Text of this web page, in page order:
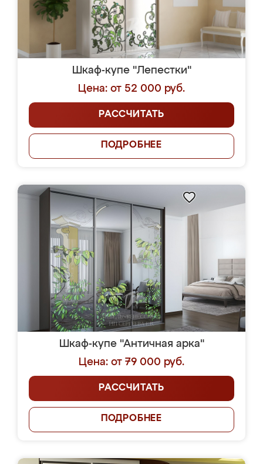
Шкаф-купе "Лепестки"
Цена: от 52 000 руб.
РАССЧИТАТЬ
ПОДРОБНЕЕ
Шкаф-купе "Античная арка"
Цена: от 79 000 руб.
РАССЧИТАТЬ
ПОДРОБНЕЕ